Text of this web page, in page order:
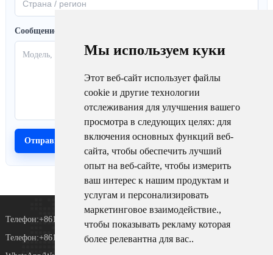
Мы используем куки
Этот веб-сайт использует файлы
cookie и другие технологии
отслеживания для улучшения вашего
просмотра в следующих целях: для
включения основных функций веб-
сайта, чтобы обеспечить лучший
опыт на веб-сайте, чтобы измерить
ваш интерес к нашим продуктам и
услугам и персонализировать
маркетинговое взаимодействие.,
чтобы показывать рекламу которая
более релевантна для вас..
Сообщение
Телефон:+8615367865107
Телефон:+8618073152920